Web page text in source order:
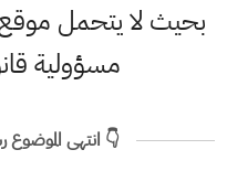
بحيث لا يتحمل
مسؤولية
👇 انتهى الموضوع